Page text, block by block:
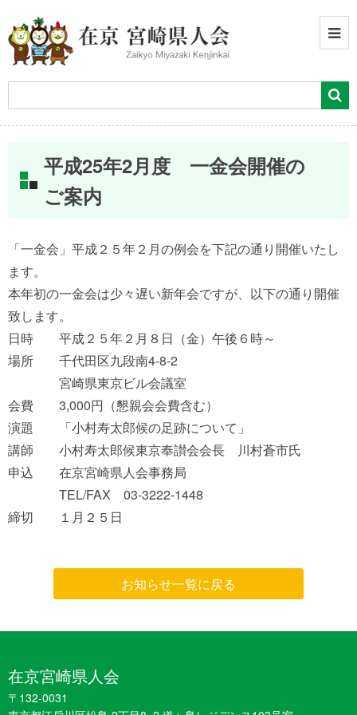
平成25年2月度 一金会開催の
ご案内
「一金会」平成２５年２月の例会を下記の通り開催いたし
ます。
本年初の一金会は少々遅い新年会ですが、以下の通り開催
致します。
日時 平成２５年２月８日（金）午後６時～
場所 千代田区九段南4-8-2
宮崎県東京ビル会議室
会費 3,000円（懇親会会費含む）
演題 「小村寿太郎候の足跡について」
講師 小村寿太郎候東京奉讃会会長 川村蒼市氏
申込 在京宮崎県人会事務局
TEL/FAX 03-3222-1448
締切 １月２５日
お知らせ一覧に戻る
在京宮崎県人会
〒132-0031